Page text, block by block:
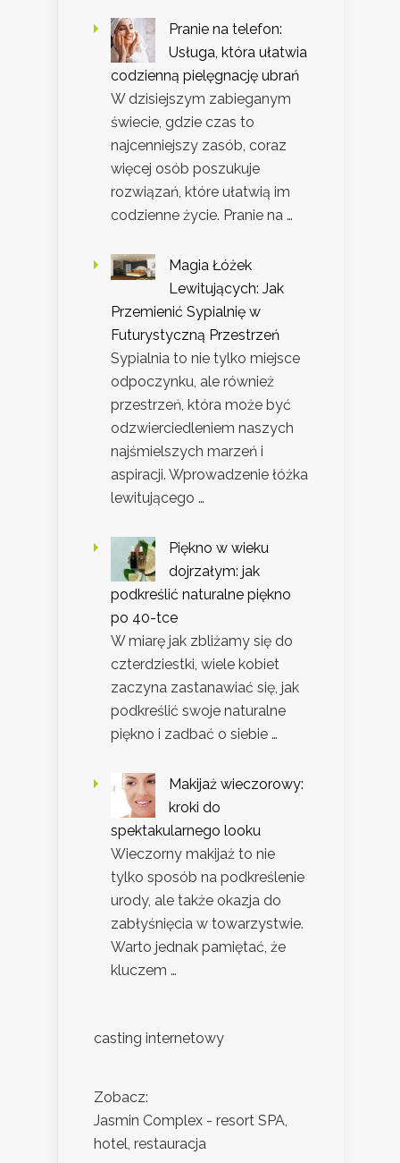
Pranie na telefon:
Usługa, która ułatwia
codzienną pielęgnację ubrań
W dzisiejszym zabieganym
świecie, gdzie czas to
najcenniejszy zasób, coraz
więcej osób poszukuje
rozwiązań, które ułatwią im
codzienne życie. Pranie na …
Magia Łóżek
Lewitujących: Jak
Przemienić Sypialnię w
Futurystyczną Przestrzeń
Sypialnia to nie tylko miejsce
odpoczynku, ale również
przestrzeń, która może być
odzwierciedleniem naszych
najśmielszych marzeń i
aspiracji. Wprowadzenie łóżka
lewitującego …
Piękno w wieku
dojrzałym: jak
podkreślić naturalne piękno
po 40-tce
W miarę jak zbliżamy się do
czterdziestki, wiele kobiet
zaczyna zastanawiać się, jak
podkreślić swoje naturalne
piękno i zadbać o siebie …
Makijaż wieczorowy:
kroki do
spektakularnego looku
Wieczorny makijaż to nie
tylko sposób na podkreślenie
urody, ale także okazja do
zabłyśnięcia w towarzystwie.
Warto jednak pamiętać, że
kluczem …
casting internetowy
Zobacz:
Jasmin Complex - resort SPA,
hotel, restauracja